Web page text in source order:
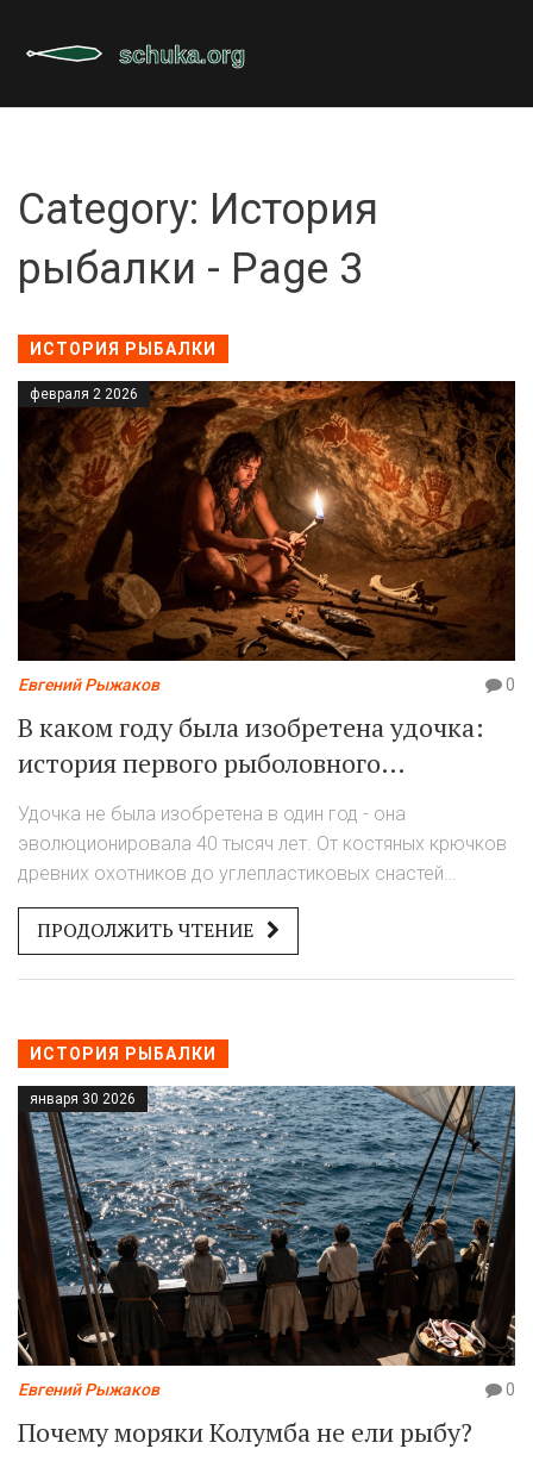
Category: История
рыбалки - Page 3
ИСТОРИЯ РЫБАЛКИ
февраля 2 2026
Евгений Рыжаков 0
В каком году была изобретена удочка:
история первого рыболовного
снаряжения
Удочка не была изобретена в один год - она
эволюционировала 40 тысяч лет. От костяных крючков
древних охотников до углепластиковых снастей
сегодня - история рыболовства - это история
человечества.
ПРОДОЛЖИТЬ ЧТЕНИЕ
ИСТОРИЯ РЫБАЛКИ
января 30 2026
Евгений Рыжаков 0
Почему моряки Колумба не ели рыбу?